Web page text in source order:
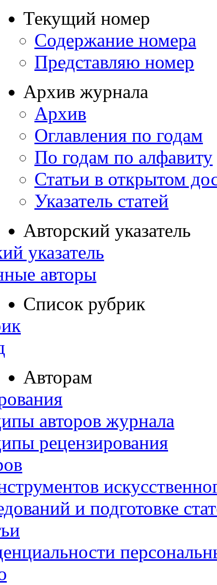
Текущий номер
Содержание номера
Представляю номер
Архив журнала
Архив
Оглавления по годам
По годам по алфавиту
Статьи в открытом
Указатель статей
Авторский указатель
указатель
авторы
Список рубрик
Авторам
авторов журнала
рецензирования
и подготовке